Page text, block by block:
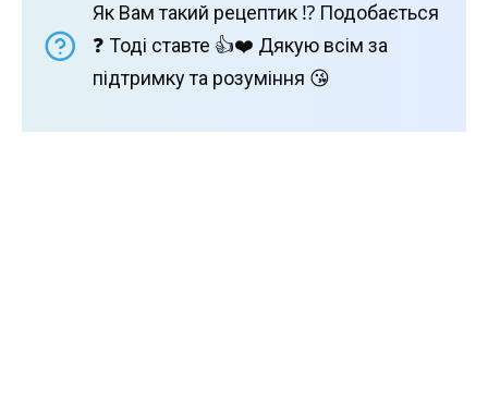
Як Вам такий рецептик ⁉️ Подобається
❓ Тоді ставте 👍❤️ Дякую всім за
підтримку та розуміння 😘